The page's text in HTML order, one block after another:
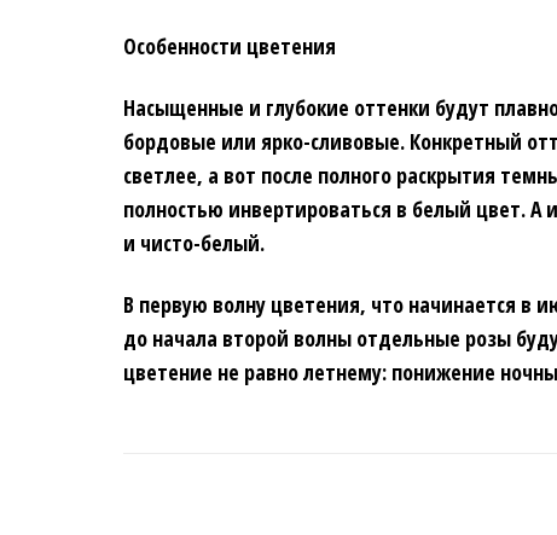
Особенности цветения
Насыщенные и глубокие оттенки будут
бордовые или ярко-сливовые. Конкретный
светлее, а вот после полного раскрытия
полностью инвертироваться в белый цвет. А
и чисто-белый.
В первую волну цветения, что начинается в
до начала второй волны отдельные розы
цветение не равно летнему: понижение